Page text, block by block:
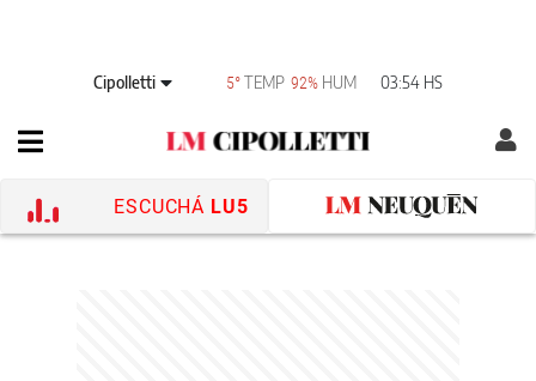
Cipolletti 5°TEMP 92% HUM 03:54 HS
ESCUCHÁ LU5